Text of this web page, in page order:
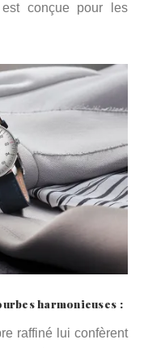
conçue pour les
harmonieuses :
raffiné lui confèrent